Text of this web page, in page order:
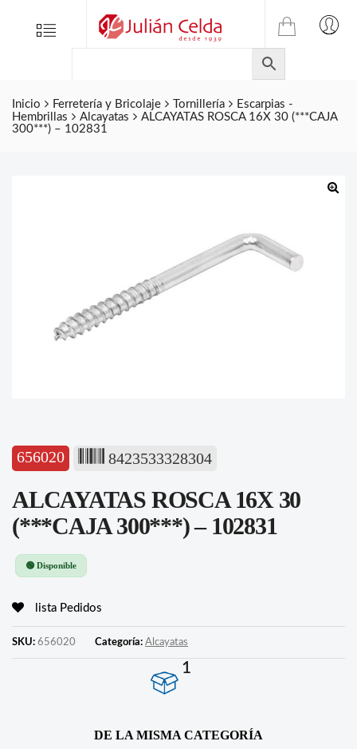
Menu
TIENDA
ONLINE
DE
JULIAN
CELDA
Inicio Ferretería y Bricolaje Tornillería
Escarpias -
Hembrillas
Alcayatas
ALCAYATAS ROSCA 16X 30 (***CAJA
300***) – 102831
656020 8423533328304
ALCAYATAS ROSCA 16X 30
(***CAJA 300***) – 102831
🟢 Disponible
lista Pedidos
SKU: 656020 Categoría: Alcayatas
1
DE LA MISMA CATEGORÍA
Folletos
Contacto